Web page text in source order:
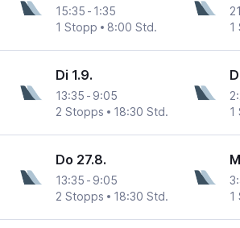
15:35 - 1:35
1 Stopp
8:00 Std.
1
Di 1.9.
13:35 - 9:05
2 Stopps
18:30 Std.
1
Do 27.8.
13:35 - 9:05
2 Stopps
18:30 Std.
1